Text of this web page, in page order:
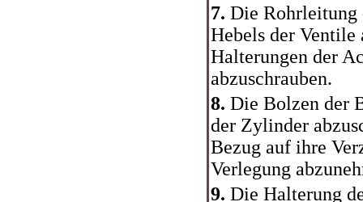
7. Die Rohrleitung
Hebels der Ventile
Halterungen der
abzuschrauben.
8. Die Bolzen der
der Zylinder
Bezug auf ihre
Verlegung
9. Die Halterung